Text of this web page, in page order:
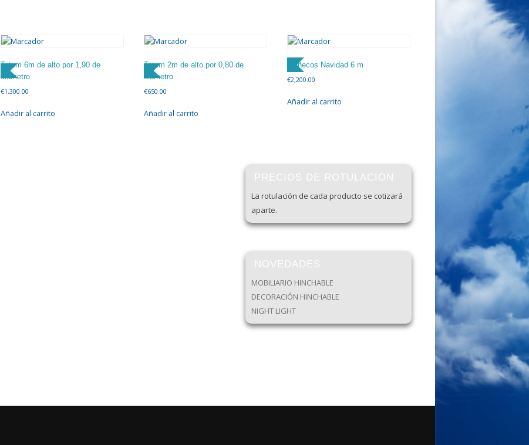
Totem 6m de alto por 1,90 de
diámetro
€1,300.00
Añadir al carrito
Totem 2m de alto por 0,80 de
diámetro
€650.00
Añadir al carrito
Muñecos Navidad 6 m
€2,200.00
Añadir al carrito
PRECIOS DE ROTULACIÓN
La rotulación de cada producto se cotizará
aparte.
NOVEDADES
MOBILIARIO HINCHABLE
DECORACIÓN HINCHABLE
NIGHT LIGHT